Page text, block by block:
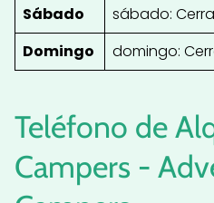
Sábado
sábado:
Domingo
domingo:
Teléfono de
Campers -